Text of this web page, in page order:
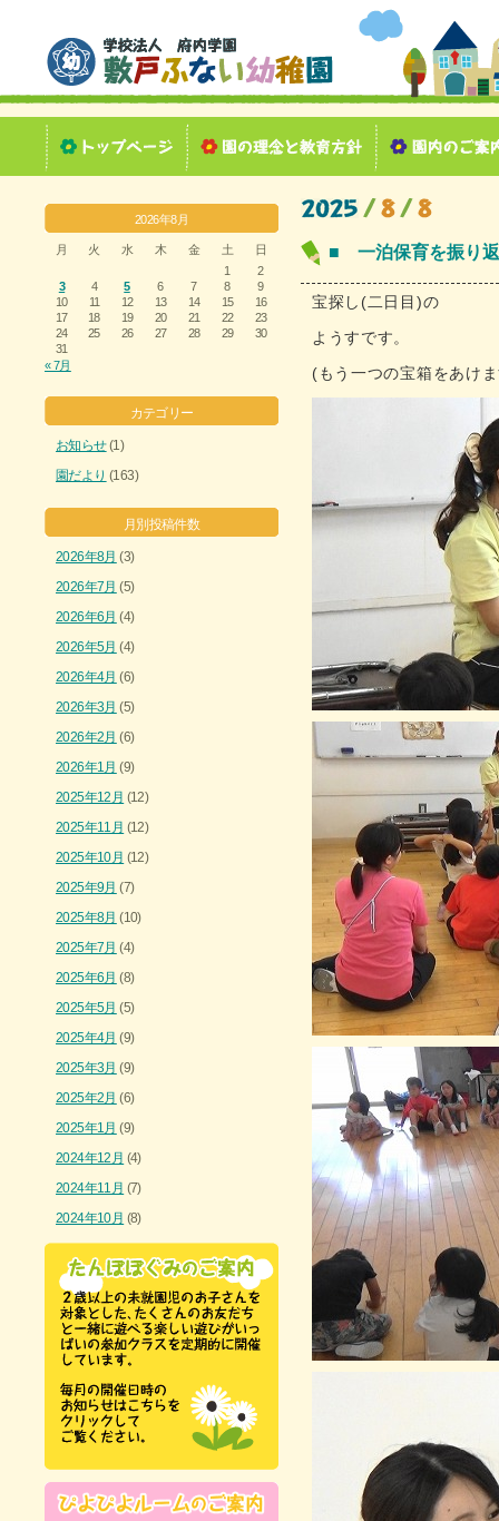
2026年8月
月 火 水 木 金 土
日
1
2
3
4 5 6 7 8
9
10
11 12 13 14 15
16
17
18 19 20 21 22
23
24
25 26 27 28 29
30
31
« 7月
カテゴリー
お知らせ(1)
園だより (163)
月別投稿件数
2026年8月 (3)
2026年7月 (5)
2026年6月 (4)
2026年5月 (4)
2026年4月 (6)
2026年3月 (5)
2026年2月 (6)
2026年1月 (9)
2025年12月 (12)
2025年11月 (12)
2025年10月 (12)
2025年9月 (7)
2025年8月 (10)
2025年7月 (4)
2025年6月 (8)
2025年5月 (5)
2025年4月 (9)
2025年3月 (9)
2025年2月 (6)
2025年1月 (9)
2024年12月 (4)
2024年11月 (7)
2024年10月 (8)
■ 一泊保育を振り
宝探し(二日目)の
ようすです。
(もう一つの宝箱をあけ